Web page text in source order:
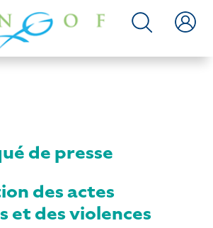
de presse
des actes
et des violences